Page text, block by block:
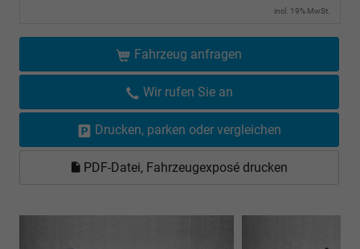
incl. 19% MwSt.
Fahrzeug anfragen
Wir rufen Sie an
Drucken, parken oder vergleichen
PDF-Datei, Fahrzeugexposé drucken